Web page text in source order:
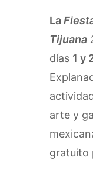
La
Tijuana
días 1 y
arte y
gratuito